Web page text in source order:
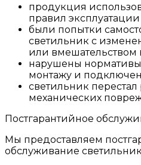
продукция
правил эксплуатации
были попытки
светильник с
или вмешательством
нарушены
монтажу и
светильник перестал
механических
Постгарантийное
Мы предоставляем
обслуживание